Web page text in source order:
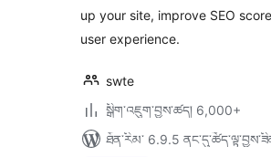
up your site, improve SEO
user experience.
swte
སྒྲིག་འཇུག་བྱས་ཚད། 6,000+
ཐོན་རིམ་ 6.9.5